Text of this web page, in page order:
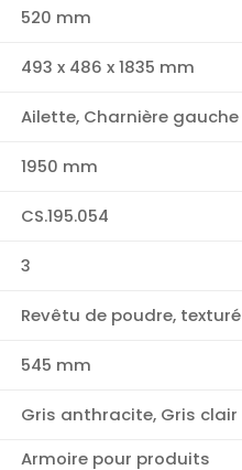
520 mm
493 x 486 x 1835 mm
Ailette, Charnière gauche
1950 mm
CS.195.054
3
Revêtu de poudre, texturé
545 mm
Gris anthracite, Gris clair
Armoire pour produits